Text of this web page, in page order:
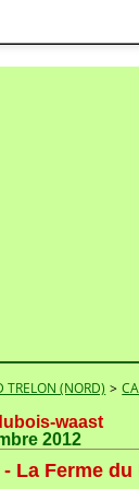
TRELON (NORD) >
waast
2012
- La Ferme